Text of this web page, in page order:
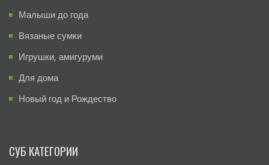
Малыши до года
Вязаные сумки
Игрушки, амигуруми
Для дома
Новый год и Рождество
СУБ КАТЕГОРИИ